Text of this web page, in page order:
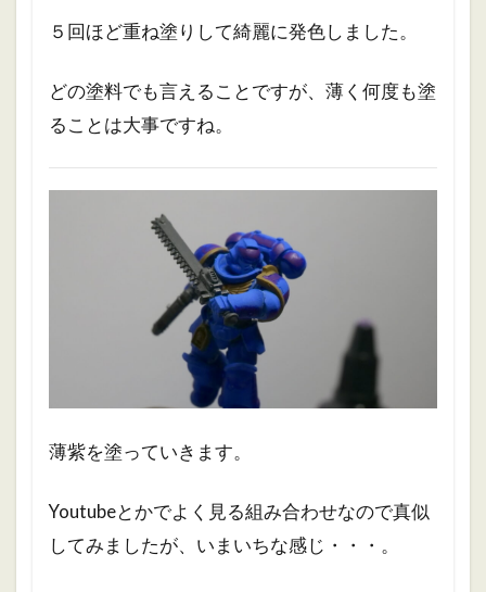
５回ほど重ね塗りして綺麗に発色しました。
どの塗料でも言えることですが、薄く何度も塗
ることは大事ですね。
薄紫を塗っていきます。
Youtubeとかでよく見る組み合わせなので真似
してみましたが、いまいちな感じ・・・。